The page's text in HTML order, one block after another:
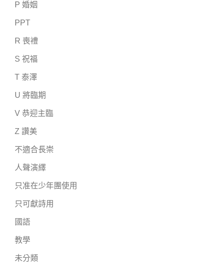
P 婚姻
PPT
R 喪禮
S 祝福
T 泰澤
U 將臨期
V 恭迎主臨
Z 讚美
不適合長崇
人聲演繹
只准在少年團使用
只可獻詩用
國語
教學
未分類